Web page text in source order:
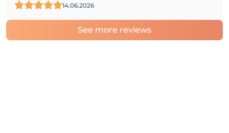
14.06.2026
See more reviews